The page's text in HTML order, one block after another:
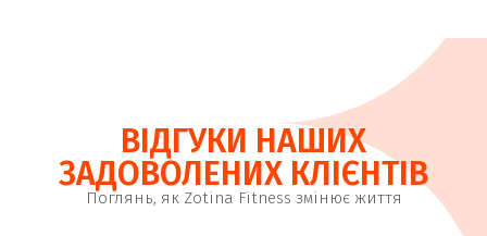
ВІДГУКИ НАШИХ
ЗАДОВОЛЕНИХ КЛІЄНТІВ
Поглянь, як Zotina Fitness змінює життя